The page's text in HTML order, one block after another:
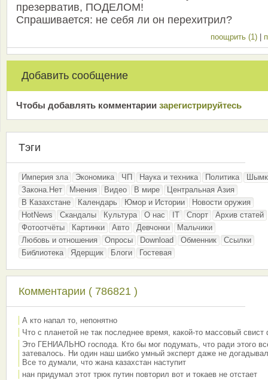
презерватив, ПОДЕЛОМ!
Спрашивается: не себя ли он перехитрил?
поощрить (1)
Добавить сообщение
Чтобы добавлять комментарии зарeгиcтрирyйтeсь
Тэги
Империя зла Экономика ЧП Наука и техника Политика
Закона.Нет
Мнения Видео В мире
Центральная Азия
В Казахстане
Календарь Юмор и Истории
Новости оружия
HotNews
Скандалы Культура О нас IT Спорт
Архив статей
Фотоотчёты
Картинки Авто Девчонки
Мальчики
Любовь и отношения
Опросы Download Обменник
Ссылки
Библиотека
Ядерщик Блоги Гостевая
Комментарии ( 786821 )
А кто напал то, непонятно
Что с планетой не так последнее время, какой-то массовый свист
Это ГЕНИАЛЬНО господа. Кто бы мог подумать, что ради этого
затевалось. Ни один наш шибко умный эксперт даже не
Все то думали, что жана казахстан наступит
нан придумал этот трюк путин повторил вот и токаев не отстает